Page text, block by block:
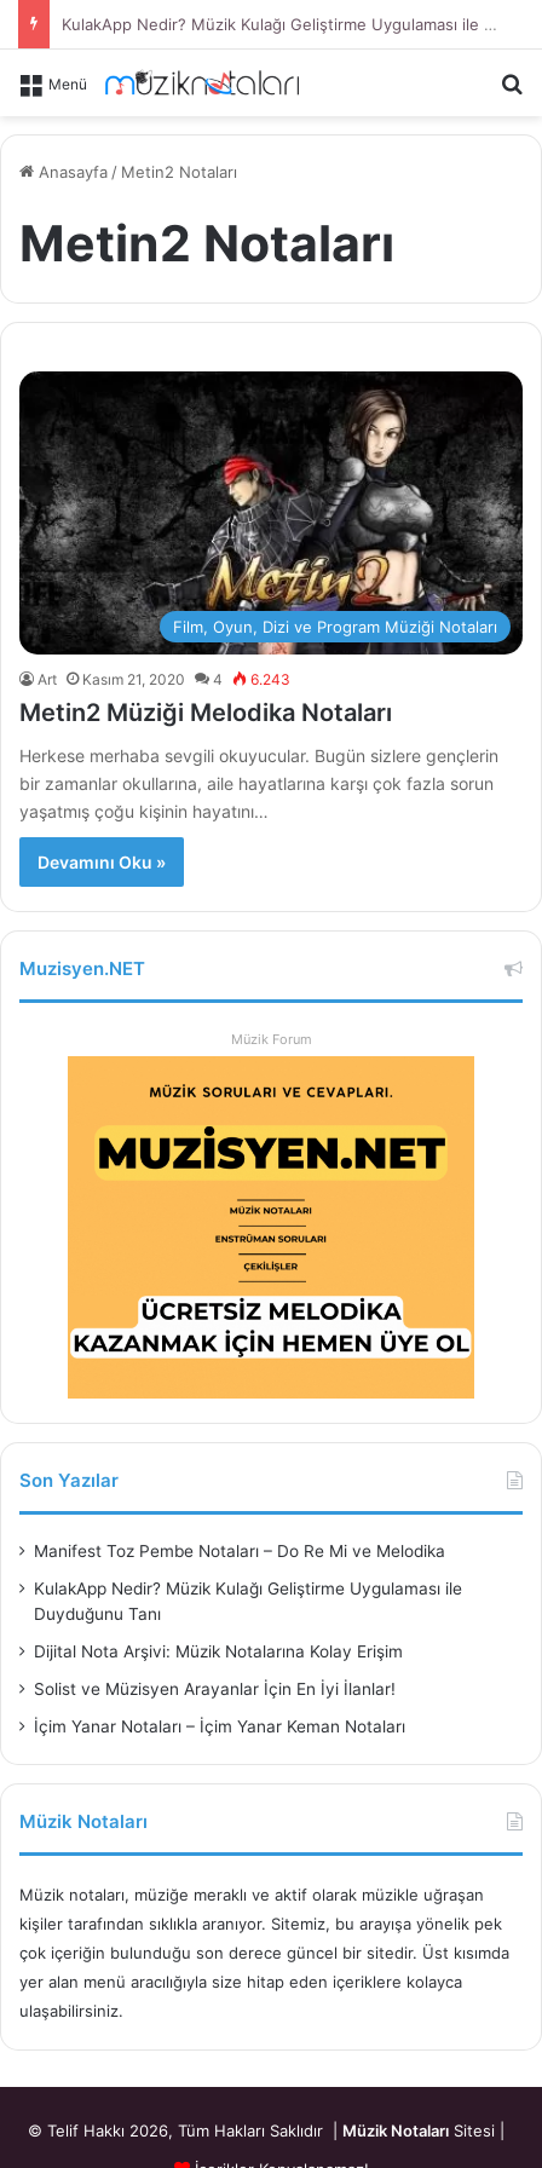
KulakApp Nedir? Müzik Kulağı Geliştirme Uygulaması ile Duyduğunu Tanı
Menü
Anasayfa / Metin2 Notaları
Metin2 Notaları
Film, Oyun, Dizi ve Program Müziği Notaları
Art Kasım 21, 2020 4 6.243
Metin2 Müziği Melodika Notaları
Herkese merhaba sevgili okuyucular. Bugün sizlere gençlerin
bir zamanlar okullarına, aile hayatlarına karşı çok fazla sorun
yaşatmış çoğu kişinin hayatını…
Devamını Oku »
Muzisyen.NET
Müzik Forum
Son Yazılar
Manifest Toz Pembe Notaları – Do Re Mi ve Melodika
KulakApp Nedir? Müzik Kulağı Geliştirme Uygulaması ile
Duyduğunu Tanı
Dijital Nota Arşivi: Müzik Notalarına Kolay Erişim
Solist ve Müzisyen Arayanlar İçin En İyi İlanlar!
İçim Yanar Notaları – İçim Yanar Keman Notaları
Müzik Notaları
Müzik notaları, müziğe meraklı ve aktif olarak müzikle uğraşan
kişiler tarafından sıklıkla aranıyor. Sitemiz, bu arayışa yönelik pek
çok içeriğin bulunduğu son derece güncel bir sitedir. Üst kısımda
yer alan menü aracılığıyla size hitap eden içeriklere kolayca
ulaşabilirsiniz.
© Telif Hakkı 2026, Tüm Hakları Saklıdır | Müzik Notaları Sitesi |